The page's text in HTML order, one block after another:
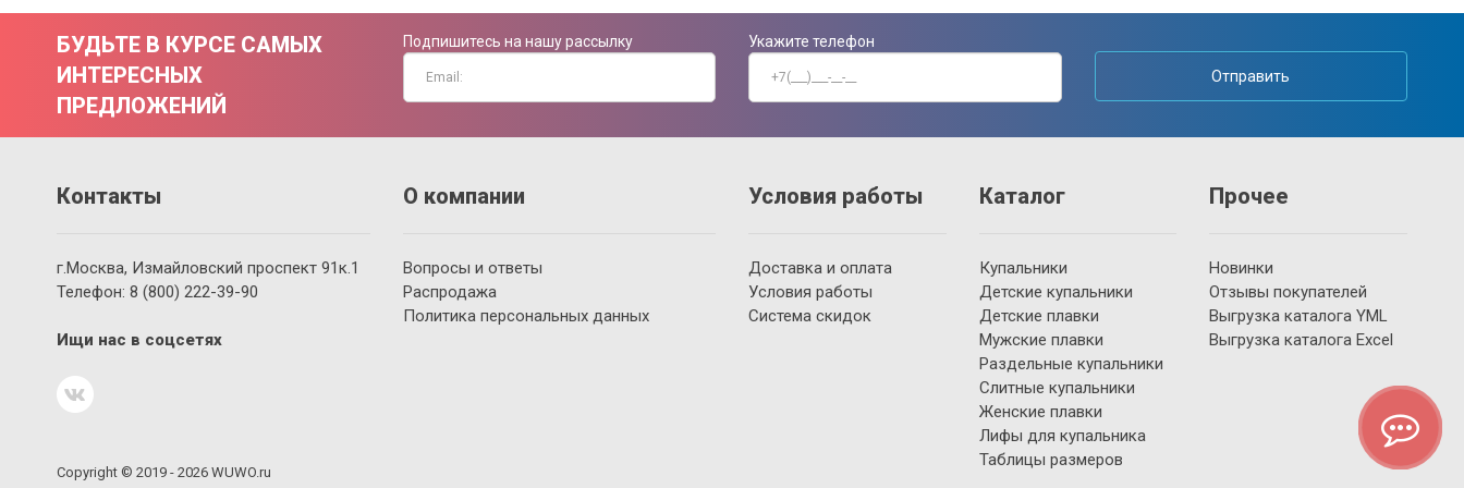
БУДЬТЕ В КУРСЕ САМЫХ
ИНТЕРЕСНЫХ
ПРЕДЛОЖЕНИЙ
Подпишитесь на нашу рассылку
Укажите телефон
Отправить
Контакты
г.Москва, Измайловский проспект 91к.1
Телефон: 8 (800) 222-39-90
Ищи нас в соцсетях
Copyright © 2019 - 2026 WUWO.ru
О компании
Вопросы и ответы
Распродажа
Политика персональных данных
Условия работы
Доставка и оплата
Условия работы
Система скидок
Каталог
Купальники
Детские купальники
Детские плавки
Мужские плавки
Раздельные купальники
Слитные купальники
Женские плавки
Лифы для купальника
Таблицы размеров
Прочее
Новинки
Отзывы покупателей
Выгрузка каталога YML
Выгрузка каталога Excel